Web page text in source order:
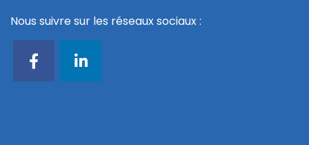
Nous suivre sur les réseaux sociaux :